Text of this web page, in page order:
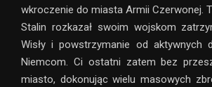
wkroczenie do miasta Armii Czerwonej.
Stalin rozkazał swoim wojskom
Wisły i powstrzymanie od aktywnych
Niemcom. Ci ostatni zatem bez
miasto, dokonując wielu masowych